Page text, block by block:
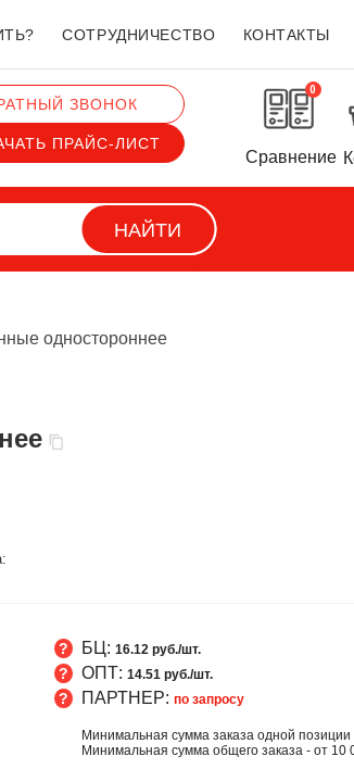
СОТРУДНИЧЕСТВО КОНТАКТЫ
ЗВОНОК
ПРАЙС-ЛИСТ
0
Сравнение
НАЙТИ
одностороннее
БЦ: 16.12 руб./шт.
ОПТ: 14.51 руб./шт.
ПАРТНЕР: по запросу
Минимальная сумма заказа одной позиции
Минимальная сумма общего заказа - от 10